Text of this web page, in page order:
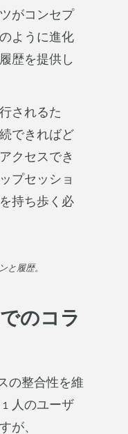
がコンセプ
ように進化
歴を提供し
されるた
できればど
クセスでき
プセッショ
持ち歩く必
と履歴。
のコラ
の整合性を維
人のユーザ
が、